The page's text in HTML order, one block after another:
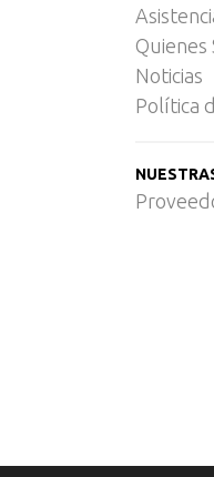
Quienes
Noticias
Política